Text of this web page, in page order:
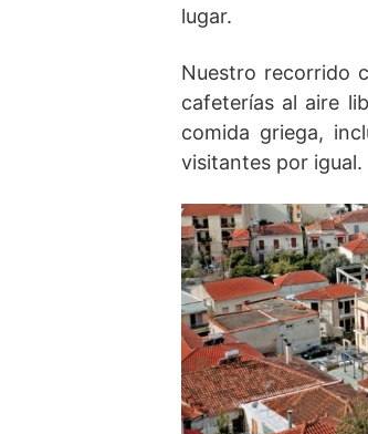
lugar.
Nuestro recorrido
cafeterías al aire
comida griega,
visitantes por igual.